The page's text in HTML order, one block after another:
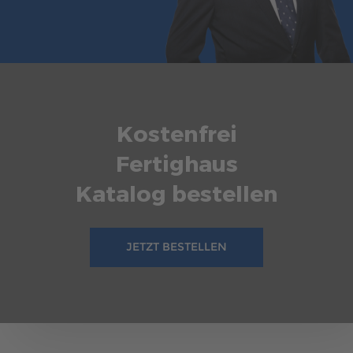
FERTIGHAUS ODER SELBER BAUEN – GRÜNDE FÜR
Träumen Sie von einem maßgeschneiderten Haus? Das ist
mehr erfahren
überzeugt. ScanHaus Marlow bietet eine breite Palette an
Gestaltungsmöglichkeiten für Bungalows, von der
Grundform bis zur detaillierten Grundrissgestaltung.
Kostenfrei
Fertighaus
Katalog bestellen
JETZT BESTELLEN